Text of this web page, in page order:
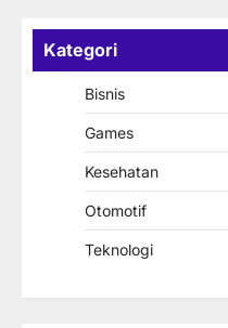
Kategori
Bisnis
Games
Kesehatan
Otomotif
Teknologi